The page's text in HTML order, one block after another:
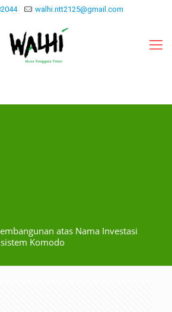
walhi.ntt2125@gmail.com
atas Nama Investasi
Komodo